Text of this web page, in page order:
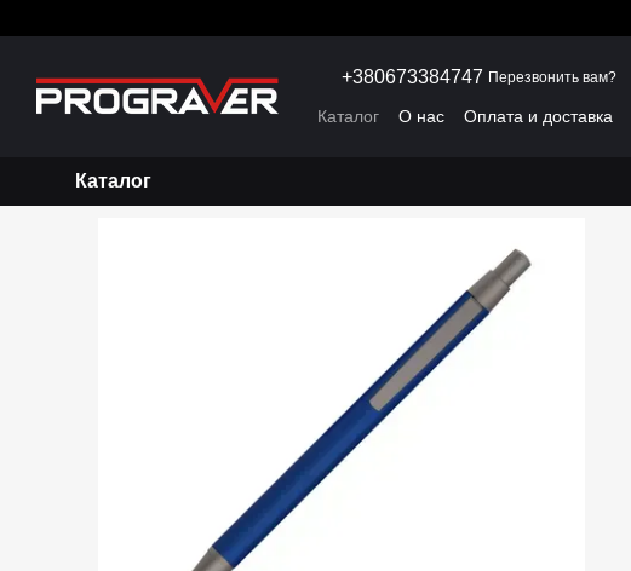
+380673384747 Перезвонить вам?
Каталог О нас Оплата и доставка
Каталог